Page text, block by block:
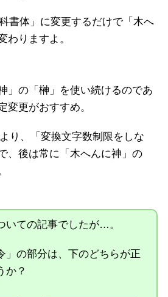
書体」に変更するだけで「木へ
わりますよ。
」の「榊」を使い続けるのであ
変更がおすすめ。
り、「変換文字数制限をしな
、後は常に「木へんに神」の
いての記事でしたが…。
」の部分は、下のどちらが正
か？